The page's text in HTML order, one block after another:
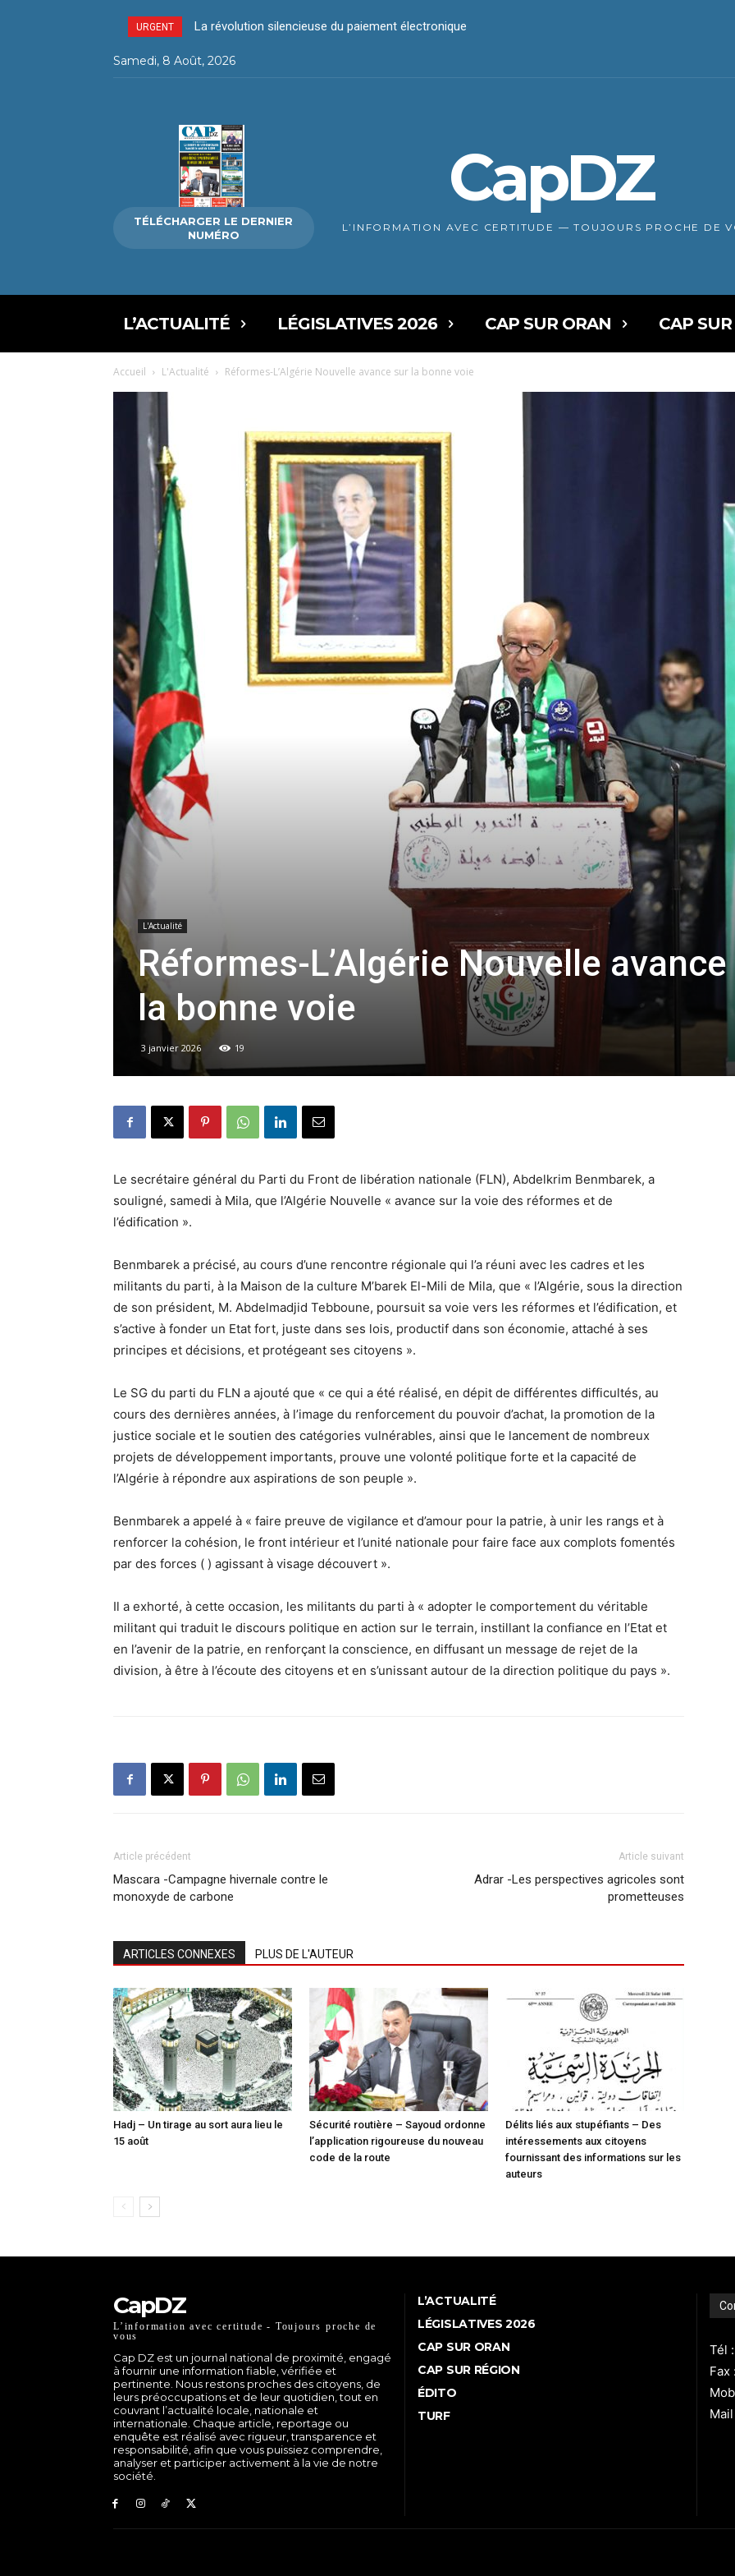
URGENT La révolution silencieuse du paiement électronique
Samedi, 8 Août, 2026
TÉLÉCHARGER LE DERNIER
NUMÉRO
CapDZ
L’INFORMATION AVEC CERTITUDE — TOUJOURS PROCHE DE
L’ACTUALITÉ LÉGISLATIVES 2026 CAP SUR ORAN CAP
Accueil L'Actualité Réformes-L’Algérie Nouvelle avance sur la bonne voie
L'Actualité
Réformes-L’Algérie Nouvelle
la bonne voie
3 janvier 2026 19
Le secrétaire général du Parti du Front de libération nationale (FLN), Abdelkrim Benmbarek, a
souligné, samedi à Mila, que l’Algérie Nouvelle « avance sur la voie des réformes et de
l’édification ».
Benmbarek a précisé, au cours d’une rencontre régionale qui l’a réuni avec les cadres et les
militants du parti, à la Maison de la culture M’barek El-Mili de Mila, que « l’Algérie, sous la direction
de son président, M. Abdelmadjid Tebboune, poursuit sa voie vers les réformes et l’édification, et
s’active à fonder un Etat fort, juste dans ses lois, productif dans son économie, attaché à ses
principes et décisions, et protégeant ses citoyens ».
Le SG du parti du FLN a ajouté que « ce qui a été réalisé, en dépit de différentes difficultés, au
cours des dernières années, à l’image du renforcement du pouvoir d’achat, la promotion de la
justice sociale et le soutien des catégories vulnérables, ainsi que le lancement de nombreux
projets de développement importants, prouve une volonté politique forte et la capacité de
l’Algérie à répondre aux aspirations de son peuple ».
Benmbarek a appelé à « faire preuve de vigilance et d’amour pour la patrie, à unir les rangs et à
renforcer la cohésion, le front intérieur et l’unité nationale pour faire face aux complots fomentés
par des forces ( ) agissant à visage découvert ».
Il a exhorté, à cette occasion, les militants du parti à « adopter le comportement du véritable
militant qui traduit le discours politique en action sur le terrain, instillant la confiance en l’Etat et
en l’avenir de la patrie, en renforçant la conscience, en diffusant un message de rejet de la
division, à être à l’écoute des citoyens et en s’unissant autour de la direction politique du pays ».
Article précédent
Mascara -Campagne hivernale contre le
monoxyde de carbone
Article suivant
Adrar -Les perspectives agricoles sont
prometteuses
ARTICLES CONNEXES PLUS DE L'AUTEUR
Hadj – Un tirage au sort aura lieu le
15 août
Sécurité routière – Sayoud ordonne
l’application rigoureuse du nouveau
code de la route
Délits liés aux stupéfiants – Des
intéressements aux citoyens
fournissant des informations sur les
auteurs
CapDZ
L’information avec certitude - Toujours proche de
vous
Cap DZ est un journal national de proximité, engagé
à fournir une information fiable, vérifiée et
pertinente. Nous restons proches des citoyens, de
leurs préoccupations et de leur quotidien, tout en
couvrant l’actualité locale, nationale et
internationale. Chaque article, reportage ou
enquête est réalisé avec rigueur, transparence et
responsabilité, afin que vous puissiez comprendre,
analyser et participer activement à la vie de notre
société.
L’ACTUALITÉ
LÉGISLATIVES 2026
CAP SUR ORAN
CAP SUR RÉGION
ÉDITO
TURF
Tél
Fax